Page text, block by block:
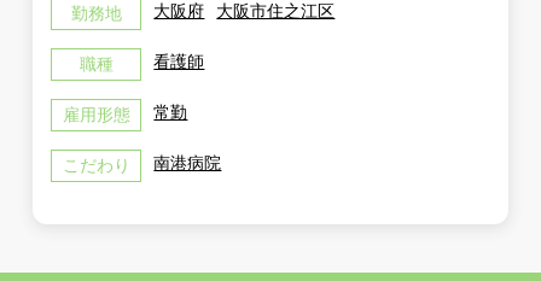
勤務地 大阪府 大阪市住之江区
職種 看護師
雇用形態 常勤
こだわり 南港病院